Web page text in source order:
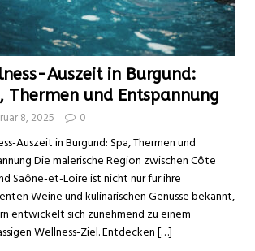
Auszeit in Burgund:
Thermen und Entspannung
8, 2025 0
Auszeit in Burgund: Spa, Thermen und
Die malerische Region zwischen Côte
Saône-et-Loire ist nicht nur für ihre
Weine und kulinarischen Genüsse bekannt,
entwickelt sich zunehmend zu einem
Wellness-Ziel. Entdecken[…]